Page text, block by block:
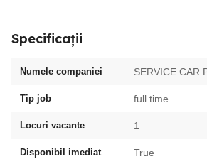
Specificații
Numele companiei SERVICE CAR
Tip job full time
Locuri vacante 1
Disponibil imediat True